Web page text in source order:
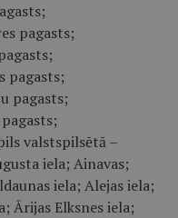
pagasts;
pagasts;
pagasts;
valstspilsētā –
iela; Ainavas;
iela; Alejas iela;
Ārijas Elksnes iela;